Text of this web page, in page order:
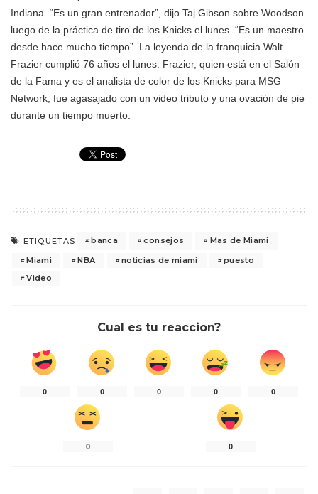
Indiana. “Es un gran entrenador”, dijo Taj Gibson sobre Woodson
luego de la práctica de tiro de los Knicks el lunes. “Es un maestro
desde hace mucho tiempo”. La leyenda de la franquicia Walt
Frazier cumplió 76 años el lunes. Frazier, quien está en el Salón
de la Fama y es el analista de color de los Knicks para MSG
Network, fue agasajado con un video tributo y una ovación de pie
durante un tiempo muerto.
ETIQUETAS banca consejos
Mas de Miami
Miami
NBA noticias de miami
puesto
Video
Cual es tu reaccion?
0 0 0 0 0
0 0